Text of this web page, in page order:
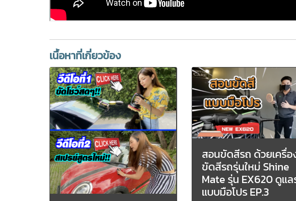
เนื้อหาที่เกี่ยวข้อง
สอนขัดสีรถ ด้วยเครื่อ
ขัดสีรถรุ่นใหม่ Shine
Mate รุ่น EX620 ดูแ
แบบมือโปร EP.3